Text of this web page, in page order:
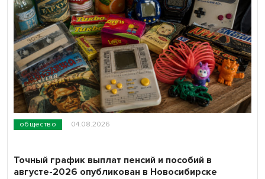
общество 04.08.2026
Точный график выплат пенсий и пособий в
августе-2026 опубликован в Новосибирске